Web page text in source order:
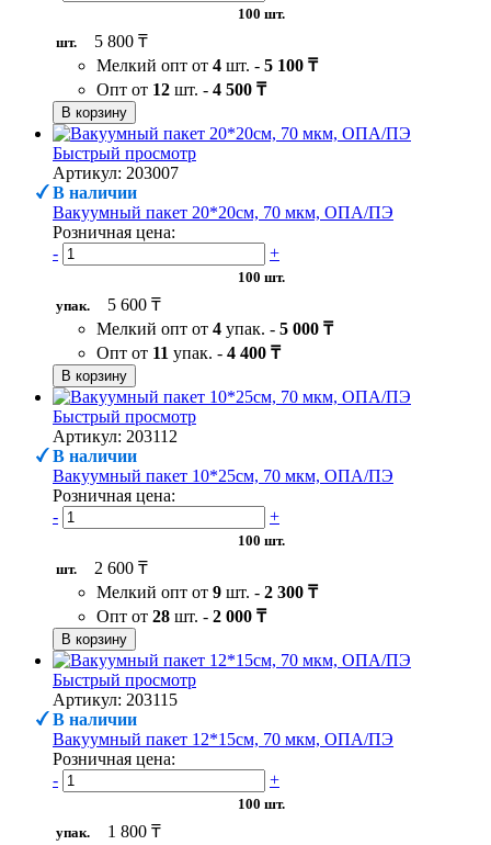
100 шт.
шт.
5 800 ₸
Мелкий опт от 4 шт. - 5 100 ₸
Опт от 12 шт. - 4 500 ₸
В корзину
Быстрый просмотр
Артикул: 203007
В наличии
Вакуумный пакет 20*20см, 70 мкм, ОПА/ПЭ
Розничная цена:
-
+
100 шт.
упак.
5 600 ₸
Мелкий опт от 4 упак. - 5 000 ₸
Опт от 11 упак. - 4 400 ₸
В корзину
Быстрый просмотр
Артикул: 203112
В наличии
Вакуумный пакет 10*25см, 70 мкм, ОПА/ПЭ
Розничная цена:
-
+
100 шт.
шт.
2 600 ₸
Мелкий опт от 9 шт. - 2 300 ₸
Опт от 28 шт. - 2 000 ₸
В корзину
Быстрый просмотр
Артикул: 203115
В наличии
Вакуумный пакет 12*15см, 70 мкм, ОПА/ПЭ
Розничная цена:
-
+
100 шт.
упак.
1 800 ₸